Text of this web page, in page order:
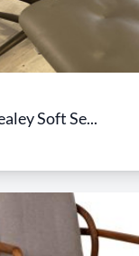
Soft Se...